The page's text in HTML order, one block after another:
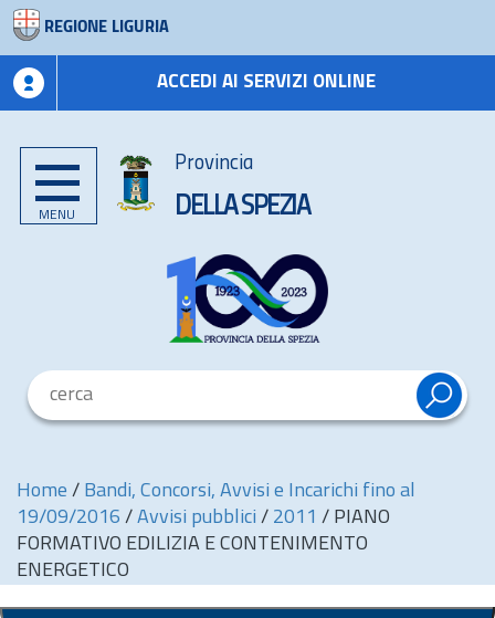
REGIONE LIGURIA
ACCEDI AI SERVIZI ONLINE
MENU
Provincia
DELLA SPEZIA
Home / Bandi, Concorsi, Avvisi e Incarichi fino al
19/09/2016 / Avvisi pubblici / 2011 / PIANO
FORMATIVO EDILIZIA E CONTENIMENTO
ENERGETICO